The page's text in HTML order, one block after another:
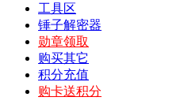
工具区
锤子解密器
勋章领取
购买其它
积分充值
购卡送积分